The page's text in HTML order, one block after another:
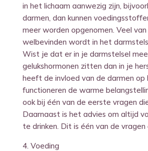
in het lichaam aanwezig zijn,
darmen, dan kunnen
meer worden opgenomen. Veel van
welbevinden wordt in het
Wist je dat er in je darmstelsel
gelukshormonen zitten dan in je
heeft de invloed van de darmen op
functioneren de warme
ook bij één van de eerste vragen
Daarnaast is het advies om altijd
te drinken. Dit is één van de vragen
4. Voeding